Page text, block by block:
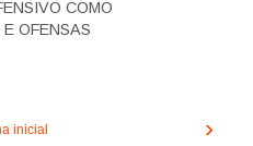
COMO
OFENSAS
›
inicial